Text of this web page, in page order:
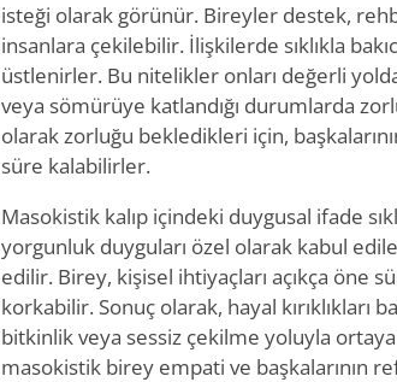
isteği olarak görünür. Bireyler destek,
insanlara çekilebilir. İlişkilerde sıklıkla
üstlenirler. Bu nitelikler onları değerli
veya sömürüye katlandığı durumlarda
olarak zorluğu bekledikleri için,
süre kalabilirler.
Masokistik kalıp içindeki duygusal ifade
yorgunluk duyguları özel olarak kabul
edilir. Birey, kişisel ihtiyaçları açıkça öne
korkabilir. Sonuç olarak, hayal
bitkinlik veya sessiz çekilme yoluyla
masokistik birey empati ve başkalarının